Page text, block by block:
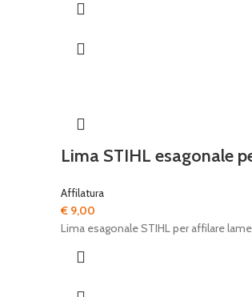
Lima STIHL esagonale
Affilatura
€ 9,00
Lima esagonale STIHL per affilare